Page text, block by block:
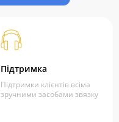
Підтримка
Підтримки клієнтів всіма
зручними засобами звязку